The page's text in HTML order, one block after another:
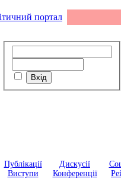
Публікації
Виступи
Дискусії
Конференції